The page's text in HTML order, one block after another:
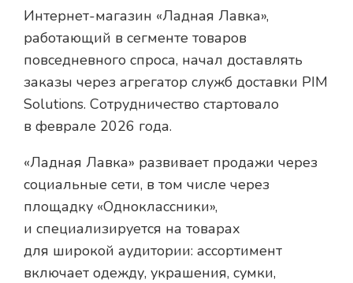
Интернет-магазин «Ладная Лавка»,
работающий в сегменте товаров
повседневного спроса, начал доставлять
заказы через агрегатор служб доставки PIM
Solutions. Сотрудничество стартовало
в феврале 2026 года.
«Ладная Лавка» развивает продажи через
социальные сети, в том числе через
площадку «Одноклассники»,
и специализируется на товарах
для широкой аудитории: ассортимент
включает одежду, украшения, сумки,